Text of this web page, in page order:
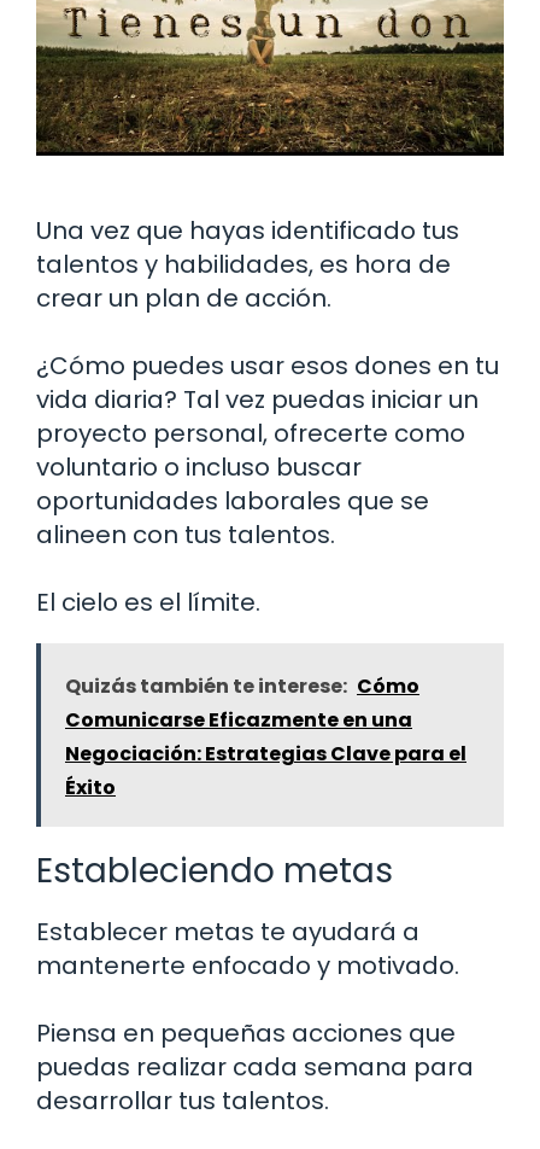
Una vez que hayas identificado tus
talentos y habilidades, es hora de
crear un plan de acción.
¿Cómo puedes usar esos dones en tu
vida diaria? Tal vez puedas iniciar un
proyecto personal, ofrecerte como
voluntario o incluso buscar
oportunidades laborales que se
alineen con tus talentos.
El cielo es el límite.
Quizás también te interese: Cómo
Comunicarse Eficazmente en una
Negociación: Estrategias Clave para el
Éxito
Estableciendo metas
Establecer metas te ayudará a
mantenerte enfocado y motivado.
Piensa en pequeñas acciones que
puedas realizar cada semana para
desarrollar tus talentos.